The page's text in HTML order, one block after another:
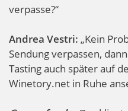
verpasse?“
Andrea Vestri: „Kein
Sendung verpassen,
Tasting auch später auf
Winetory.net in Ruhe